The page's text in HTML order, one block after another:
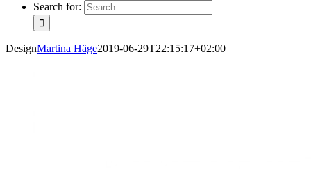
Search for:
DesignMartina Häge2019-06-29T22:15:17+02:00